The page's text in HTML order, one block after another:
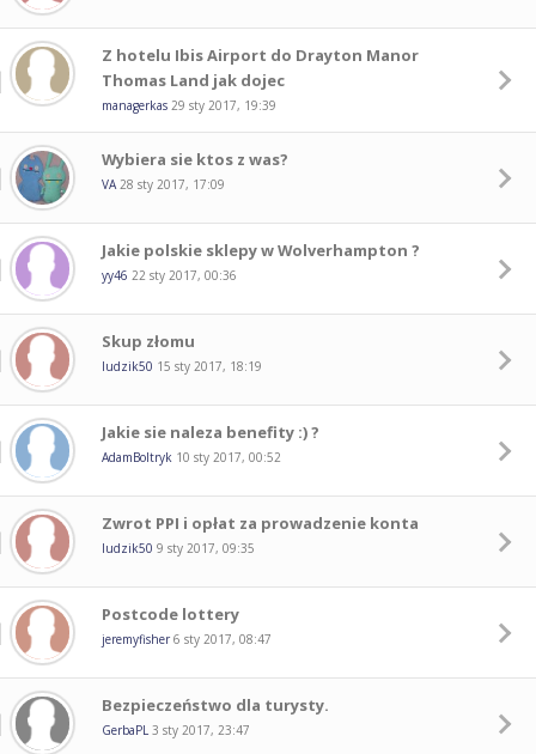
Z hotelu Ibis Airport do Drayton Manor
Thomas Land jak dojec
managerkas 29 sty 2017, 19:39
Wybiera sie ktos z was?
VA 28 sty 2017, 17:09
Jakie polskie sklepy w Wolverhampton ?
yy46 22 sty 2017, 00:36
Skup złomu
ludzik50 15 sty 2017, 18:19
Jakie sie naleza benefity :) ?
AdamBoltryk 10 sty 2017, 00:52
Zwrot PPI i opłat za prowadzenie konta
ludzik50 9 sty 2017, 09:35
Postcode lottery
jeremyfisher 6 sty 2017, 08:47
Bezpieczeństwo dla turysty.
GerbaPL 3 sty 2017, 23:47